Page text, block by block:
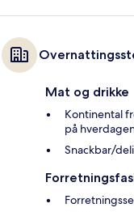
Mat og drikke
Kontinental
på
Snackbar/